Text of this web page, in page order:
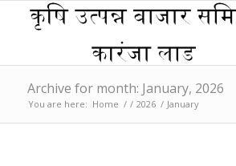
Archive for month: January, 2026
You are here: Home / / 2026 / January